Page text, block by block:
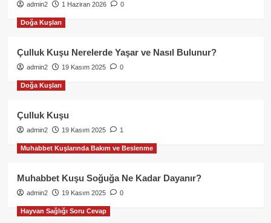
admin2 1 Haziran 2026 0
Doğa Kuşları
Çulluk Kuşu Nerelerde Yaşar ve Nasıl Bulunur?
admin2 19 Kasım 2025 0
Doğa Kuşları
Çulluk Kuşu
admin2 19 Kasım 2025 1
Muhabbet Kuşlarında Bakım ve Beslenme
Muhabbet Kuşu Soğuğa Ne Kadar Dayanır?
admin2 19 Kasım 2025 0
Hayvan Sağlığı Soru Cevap